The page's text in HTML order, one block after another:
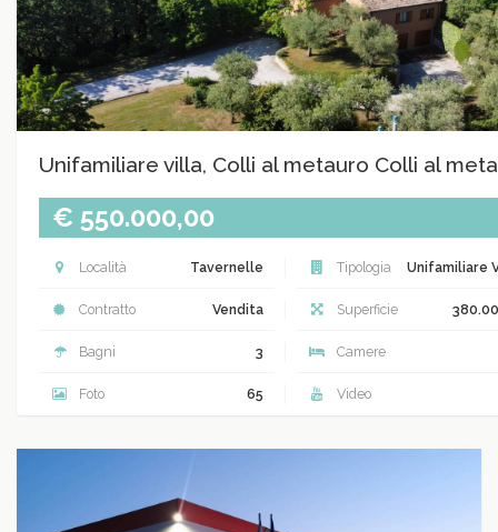
Unifamiliare villa, Colli al metauro Colli al
€ 550.000,00
Località Tavernelle Tipologia Unifamiliare
Contratto Vendita Superficie
Bagni 3 Camere
Foto 65 Video